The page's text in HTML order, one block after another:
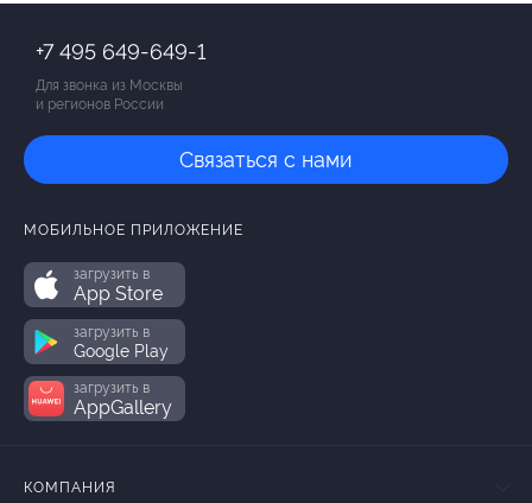
+7 495 649-649-1
Для звонка из Москвы
и регионов России
Связаться с нами
МОБИЛЬНОЕ ПРИЛОЖЕНИЕ
загрузить в
App Store
загрузить в
Google Play
загрузить в
AppGallery
КОМПАНИЯ